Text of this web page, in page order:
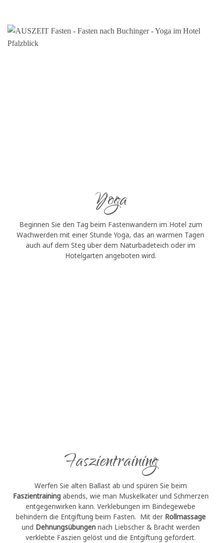
Yoga
Beginnen Sie den Tag beim Fastenwandern im Hotel zum
Wachwerden mit einer Stunde Yoga, das an warmen Tagen
auch auf dem Steg über dem Naturbadeteich oder im
Hotelgarten angeboten wird.
Faszientraining
Werfen Sie alten Ballast ab und spüren Sie beim
Faszientrainingabends, wie man Muskelkater und Schmerzen
entgegenwirken kann. Verklebungen im Bindegewebe
behindern die Entgiftung beim Fasten. Mit der Rollmassage
und Dehnungsübungennach Liebscher & Bracht werden
verklebte Faszien gelöst und die Entgiftung gefördert.